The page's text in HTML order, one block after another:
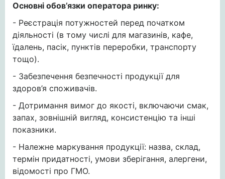
Основні обов’язки оператора ринку:
- Реєстрація потужностей перед початком
діяльності (в тому числі для магазинів, кафе,
їдалень, пасік, пунктів переробки, транспорту
тощо).
- Забезпечення безпечності продукції для
здоров’я споживачів.
- Дотримання вимог до якості, включаючи смак,
запах, зовнішній вигляд, консистенцію та інші
показники.
- Належне маркування продукції: назва, склад,
термін придатності, умови зберігання, алергени,
відомості про ГМО.